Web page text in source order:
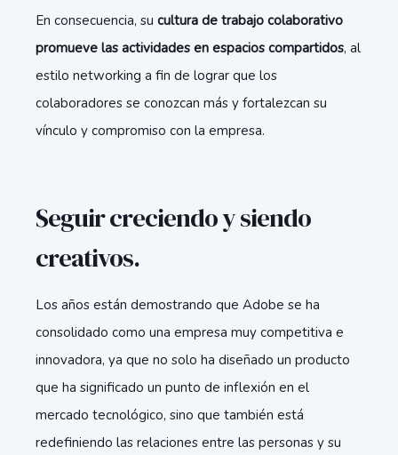
En consecuencia, su cultura de trabajo colaborativo
promueve las actividades en espacios compartidos, al
estilo networking a fin de lograr que los
colaboradores se conozcan más y fortalezcan su
vínculo y compromiso con la empresa.
Seguir creciendo y siendo
creativos.
Los años están demostrando que Adobe se ha
consolidado como una empresa muy competitiva e
innovadora, ya que no solo ha diseñado un producto
que ha significado un punto de inflexión en el
mercado tecnológico, sino que también está
redefiniendo las relaciones entre las personas y su